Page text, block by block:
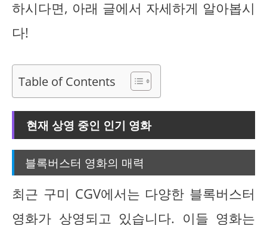
하시다면, 아래 글에서 자세하게 알아봅시
다!
Table of Contents
현재 상영 중인 인기 영화
블록버스터 영화의 매력
최근 구미 CGV에서는 다양한 블록버스터
영화가 상영되고 있습니다. 이들 영화는